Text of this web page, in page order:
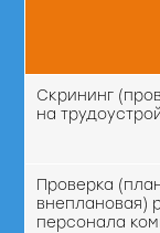
Скрининг
на
Проверка
внеплановая)
персонала